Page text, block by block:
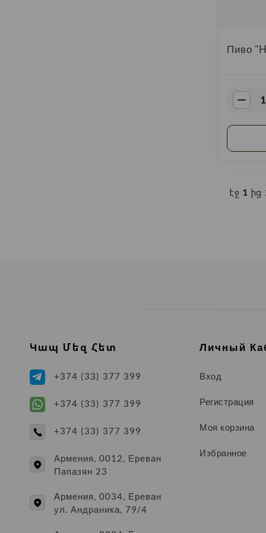
La Zaragozana
Ayinger
Asahi
Petrus
Sviesusis
Dahook
Пиво
էջ 1 ից
Կապ Մեզ Հետ
+374 (33) 377 399
+374 (33) 377 399
+374 (33) 377 399
Армения, 0012, Ереван
Папазян 23
Армения, 0034, Ереван
ул. Андраника, 79/4
Личный
Вход
Регистрация
Моя корзина
Избранное